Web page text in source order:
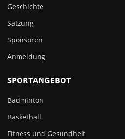
Geschichte
Satzung
Sponsoren
Anmeldung
SPORTANGEBOT
Badminton
Basketball
Fitness und Gesundheit